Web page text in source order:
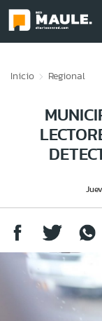
Inicio Regional